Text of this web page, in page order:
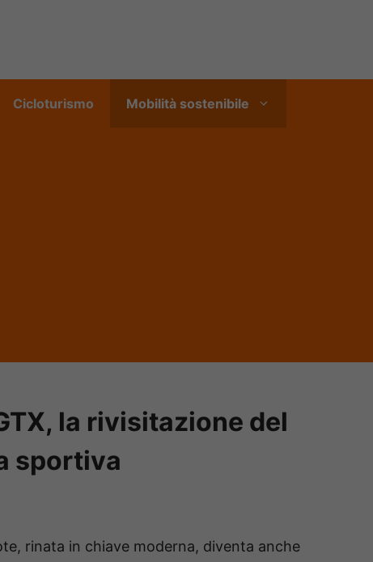
Cicloturismo Mobilità sostenibile
la rivisitazione del
sportiva
rinata in chiave moderna, diventa anche